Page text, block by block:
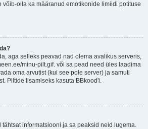
võib-olla ka määranud emotikonide limiidi potituse
aga selleks peavad nad olema avalikus serveris,
minu-pilt.gif. või sa pead need üles laadima
oma arvutist (kui see pole server) ja samuti
Piltide lisamiseks kasuta BBkood'i.
informatsiooni ja sa peaksid neid lugema.